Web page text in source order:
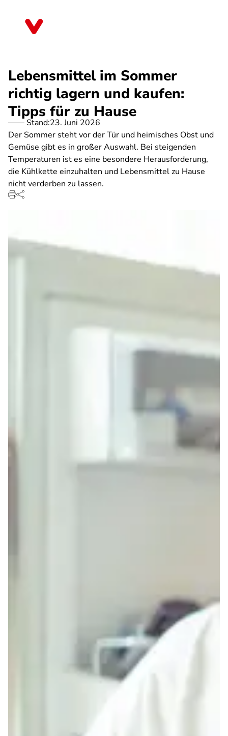
Lebensmittel im Sommer
richtig lagern und kaufen:
Tipps für zu Hause
Stand:23. Juni 2026
Der Sommer steht vor der Tür und heimisches Obst und
Gemüse gibt es in großer Auswahl. Bei steigenden
Temperaturen ist es eine besondere Herausforderung,
die Kühlkette einzuhalten und Lebensmittel zu Hause
nicht verderben zu lassen.